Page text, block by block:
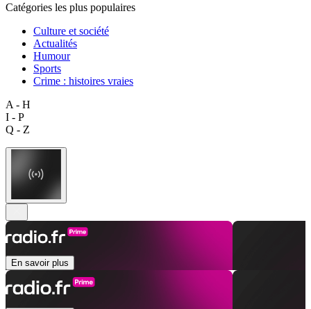
Catégories les plus populaires
Culture et société
Actualités
Humour
Sports
Crime : histoires vraies
A - H
I - P
Q - Z
En savoir plus